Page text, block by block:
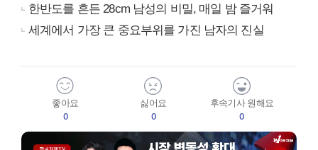
한반도를 흔든 28cm 남성의 비밀, 매일 밤 즐거워
세계에서 가장 큰 중요부위를 가진 남자의 진실
좋아요
0
싫어요
0
후속기사 원해요
0